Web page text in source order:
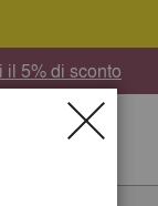
il 5% di sconto